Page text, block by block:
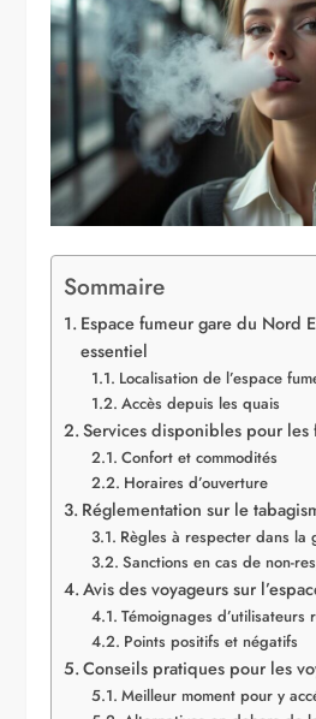
Sommaire
Espace fumeur gare du Nord
essentiel
Localisation de l’espace
Accès depuis les quais
Services disponibles pour les
Confort et commodités
Horaires d’ouverture
Réglementation sur le
Règles à respecter dans la
Sanctions en cas de non-
Avis des voyageurs sur
Témoignages d’utilisateurs
Points positifs et négatifs
Conseils pratiques pour les
Meilleur moment pour y